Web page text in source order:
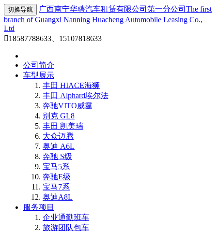
切换导航 广西南宁华骋汽车租赁有限公司第一分公司 The first
branch of Guangxi Nanning Huacheng Automobile Leasing Co.,
Ltd
18587788633、15107818633
公司简介
车型展示
丰田 HIACE海狮
丰田 Alphard埃尔法
奔驰VITO威霆
别克 GL8
丰田 凯美瑞
大众迈腾
奥迪 A6L
奔驰 S级
宝马5系
奔驰E级
宝马7系
奥迪A8L
服务项目
企业通勤班车
旅游团队包车